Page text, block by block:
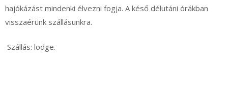
hajókázást mindenki élvezni fogja. A késő délutáni órákban
visszaérünk szállásunkra.
Szállás: lodge.